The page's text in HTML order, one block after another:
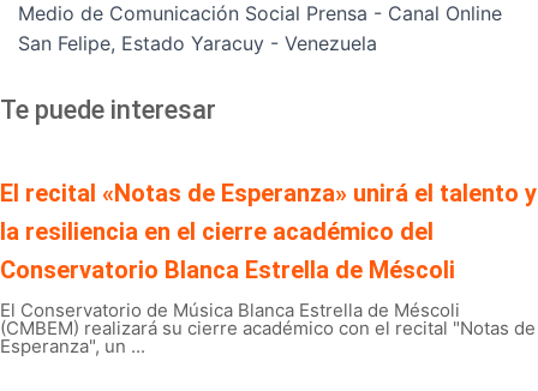
Medio de Comunicación Social Prensa - Canal Online
San Felipe, Estado Yaracuy - Venezuela
Te puede interesar
El recital «Notas de Esperanza» unirá el talento y
la resiliencia en el cierre académico del
Conservatorio Blanca Estrella de Méscoli
El Conservatorio de Música Blanca Estrella de Méscoli
(CMBEM) realizará su cierre académico con el recital "Notas de
Esperanza", un ...